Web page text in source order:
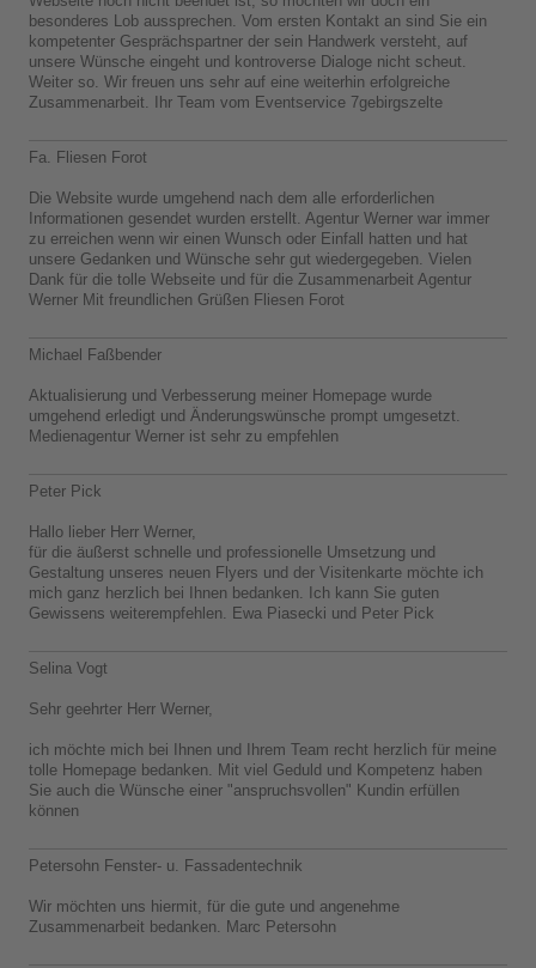
besonderes Lob aussprechen. Vom ersten Kontakt an sind Sie ein
kompetenter Gesprächspartner der sein Handwerk versteht, auf
unsere Wünsche eingeht und kontroverse Dialoge nicht scheut.
Weiter so. Wir freuen uns sehr auf eine weiterhin erfolgreiche
Zusammenarbeit. Ihr Team vom Eventservice 7gebirgszelte
Fa. Fliesen Forot
Die Website wurde umgehend nach dem alle erforderlichen
Informationen gesendet wurden erstellt. Agentur Werner war immer
zu erreichen wenn wir einen Wunsch oder Einfall hatten und hat
unsere Gedanken und Wünsche sehr gut wiedergegeben. Vielen
Dank für die tolle Webseite und für die Zusammenarbeit Agentur
Werner Mit freundlichen Grüßen Fliesen Forot
Michael Faßbender
Aktualisierung und Verbesserung meiner Homepage wurde
umgehend erledigt und Änderungswünsche prompt umgesetzt.
Medienagentur Werner ist sehr zu empfehlen
Peter Pick
Hallo lieber Herr Werner,
für die äußerst schnelle und professionelle Umsetzung und
Gestaltung unseres neuen Flyers und der Visitenkarte möchte ich
mich ganz herzlich bei Ihnen bedanken. Ich kann Sie guten
Gewissens weiterempfehlen. Ewa Piasecki und Peter Pick
Selina Vogt
Sehr geehrter Herr Werner,
ich möchte mich bei Ihnen und Ihrem Team recht herzlich für meine
tolle Homepage bedanken. Mit viel Geduld und Kompetenz haben
Sie auch die Wünsche einer "anspruchsvollen" Kundin erfüllen
können
Petersohn Fenster- u. Fassadentechnik
Wir möchten uns hiermit, für die gute und angenehme
Zusammenarbeit bedanken. Marc Petersohn